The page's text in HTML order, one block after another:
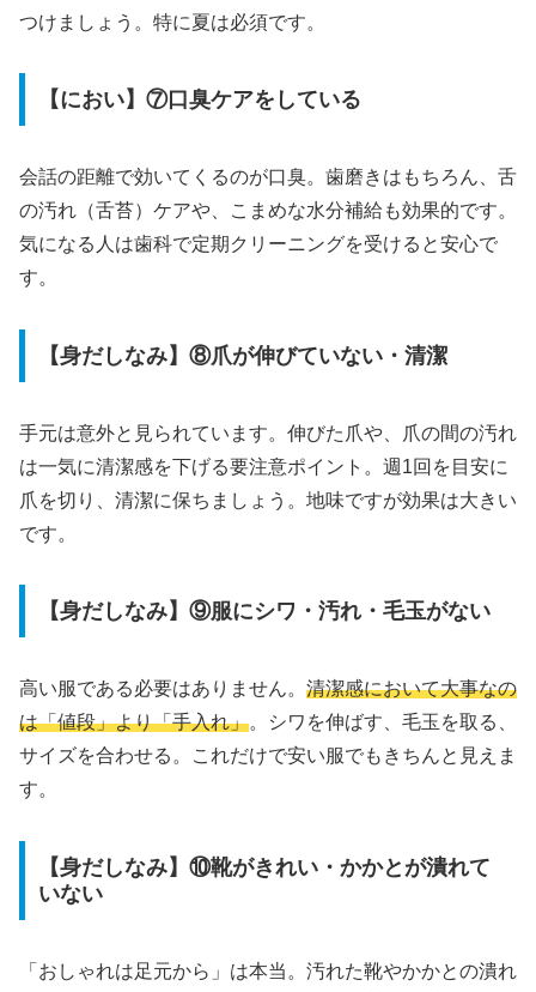
つけましょう。特に夏は必須です。
【におい】⑦口臭ケアをしている
会話の距離で効いてくるのが口臭。歯磨きはもちろん、舌
の汚れ（舌苔）ケアや、こまめな水分補給も効果的です。
気になる人は歯科で定期クリーニングを受けると安心で
す。
【身だしなみ】⑧爪が伸びていない・清潔
手元は意外と見られています。伸びた爪や、爪の間の汚れ
は一気に清潔感を下げる要注意ポイント。週1回を目安に
爪を切り、清潔に保ちましょう。地味ですが効果は大きい
です。
【身だしなみ】⑨服にシワ・汚れ・毛玉がない
高い服である必要はありません。 清潔感において大事なの
は「値段」より「手入れ」。シワを伸ばす、毛玉を取る、
サイズを合わせる。これだけで安い服でもきちんと見えま
す。
【身だしなみ】⑩靴がきれい・かかとが潰れて
いない
「おしゃれは足元から」は本当。汚れた靴やかかとの潰れ